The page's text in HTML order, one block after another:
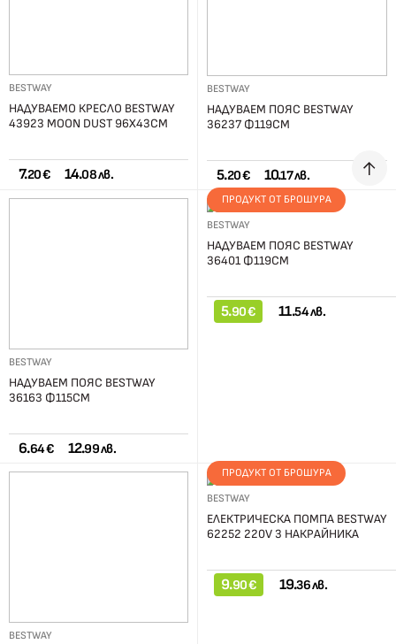
BESTWAY
НАДУВАЕМО КРЕСЛО BESTWAY
43923 MOON DUST 96Х43СМ
7.20 € 14.08 лв.
BESTWAY
НАДУВАЕМ ПОЯС BESTWAY
36237 Ф119СМ
5.20 € 10.17 лв.
BESTWAY
НАДУВАЕМ ПОЯС BESTWAY
36163 Ф115СМ
6.64 € 12.99 лв.
ПРОДУКТ ОТ БРОШУРА
BESTWAY
НАДУВАЕМ ПОЯС BESTWAY
36401 Ф119СМ
5.90 € 11.54 лв.
BESTWAY
ПРОДУКТ ОТ БРОШУРА
BESTWAY
ЕЛЕКТРИЧЕСКА ПОМПА BESTWAY
62252 220V 3 НАКРАЙНИКА
9.90 € 19.36 лв.